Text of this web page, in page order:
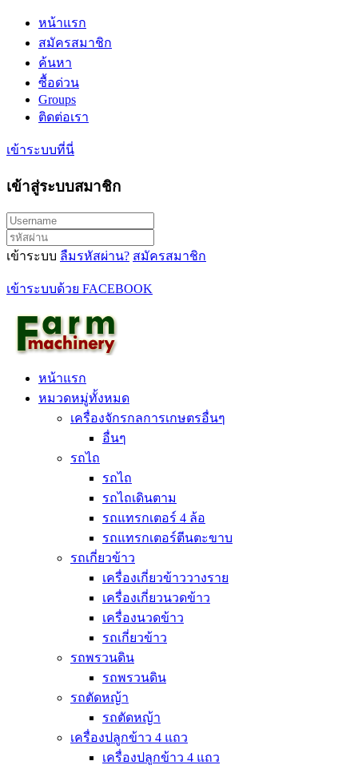
หน้าแรก
สมัครสมาชิก
ค้นหา
ซื้อด่วน
Groups
ติดต่อเรา
เข้าระบบที่นี่
เข้าสู่ระบบสมาชิก
เข้าระบบ ลืมรหัสผ่าน? สมัครสมาชิก
เข้าระบบด้วย FACEBOOK
หน้าแรก
หมวดหมู่ทั้งหมด
เครื่องจักรกลการเกษตรอื่นๆ
อื่นๆ
รถไถ
รถไถ
รถไถเดินตาม
รถแทรกเตอร์ 4 ล้อ
รถแทรกเตอร์ตีนตะขาบ
รถเกี่ยวข้าว
เครื่องเกี่ยวข้าววางราย
เครื่องเกี่ยวนวดข้าว
เครื่องนวดข้าว
รถเกี่ยวข้าว
รถพรวนดิน
รถพรวนดิน
รถตัดหญ้า
รถตัดหญ้า
เครื่องปลูกข้าว 4 แถว
เครื่องปลูกข้าว 4 แถว